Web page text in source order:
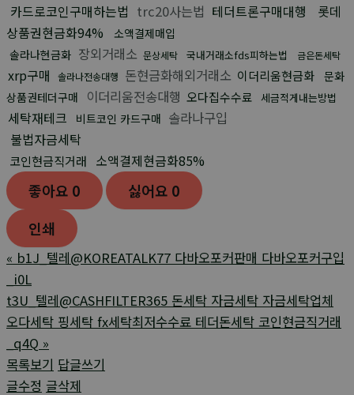
카드로코인구매하는법 trc20사는법 테더트론구매대행
롯데
상품권현금화94%
소액결제매입
솔라나현금화 장외거래소 문상세탁 국내거래소fds피하는법 금은돈세탁
xrp구매 솔라나전송대행 돈현금화해외거래소 이더리움현금화 문화
상품권테더구매
이더리움전송대행 오다집수수료 세금적게내는방법
세탁재테크 비트코인 카드구매 솔라나구입
불법자금세탁
코인현금직거래 소액결제현금화85%
좋아요 0 싫어요 0
인쇄
« b1J_텔레@KOREATALK77 다바오포커판매 다바오포커구입
_i0L
t3U_텔레@CASHFILTER365 돈세탁 자금세탁 자금세탁업체
오다세탁 핑세탁 fx세탁최저수수료 테더돈세탁 코인현금직거래
_q4Q »
목록보기 답글쓰기
글수정 글삭제